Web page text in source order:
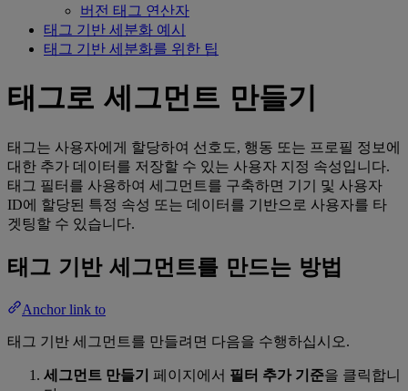
버전 태그 연산자
태그 기반 세분화 예시
태그 기반 세분화를 위한 팁
태그로 세그먼트 만들기
태그는 사용자에게 할당하여 선호도, 행동 또는 프로필 정보에
대한 추가 데이터를 저장할 수 있는 사용자 지정 속성입니다.
태그 필터를 사용하여 세그먼트를 구축하면 기기 및 사용자
ID에 할당된 특정 속성 또는 데이터를 기반으로 사용자를 타
겟팅할 수 있습니다.
태그 기반 세그먼트를 만드는 방법
Anchor link to
태그 기반 세그먼트를 만들려면 다음을 수행하십시오.
세그먼트 만들기 페이지에서 필터 추가 기준을 클릭합니